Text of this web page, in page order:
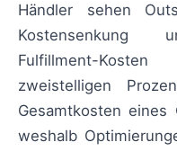
Händler sehen
Kostensenkung
Fulfillment-
zweistelligen
Gesamtkosten eines
weshalb